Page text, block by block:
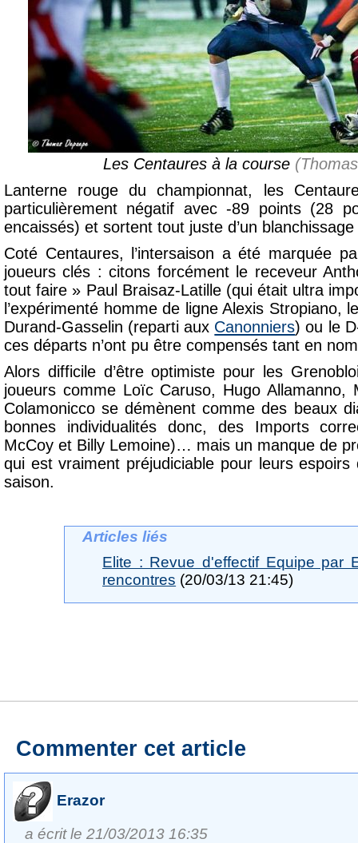
Les Centaures à la course
Lanterne rouge du championnat, les
particulièrement négatif avec -89 points (28
encaissés) et sortent tout juste d’un
Coté Centaures, l’intersaison a été marquée
joueurs clés : citons forcément le receveur
tout faire » Paul Braisaz-Latille (qui était ultra
l’expérimenté homme de ligne Alexis Stropiano,
Durand-Gasselin (reparti aux Canonniers) ou le
ces départs n’ont pu être compensés tant en
Alors difficile d’être optimiste pour les
joueurs comme Loïc Caruso, Hugo Allamanno,
Colamonicco se démènent comme des beaux
bonnes individualités donc, des Imports
McCoy et Billy Lemoine)… mais un manque de
qui est vraiment préjudiciable pour leurs
saison.
Articles liés
Elite : Revue d'effectif Equipe par
rencontres (20/03/13 21:45)
Commenter cet article
Erazor
a écrit le 21/03/2013 16:35